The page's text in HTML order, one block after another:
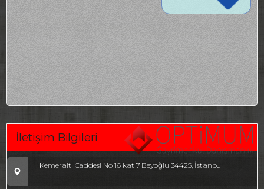
İletişim Bilgileri
Kemeraltı Caddesi No 16 kat 7 Beyoğlu 34425, İstanbul